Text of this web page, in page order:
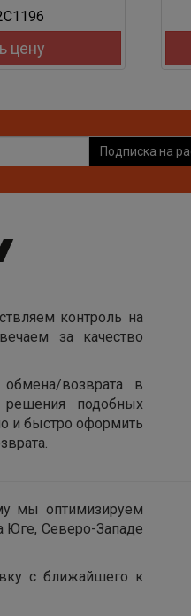
цену
Подписка на
контроль на
за качество
возврата в
решения подобных
и быстро оформить
мы оптимизируем
Юге, Северо-Западе
с ближайшего к